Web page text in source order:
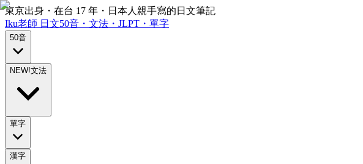
東京出身・在台 17 年・日本人親手寫的日文筆記
Iku老師 日文50音・文法・JLPT・單字
50音
NEW!文法
單字
漢字